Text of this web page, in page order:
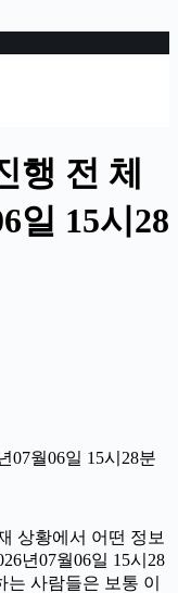
행 전 체
일 15시28
07월06일 15시28분
상황에서 어떤 정보
년07월06일 15시28
사람들은 보통 이